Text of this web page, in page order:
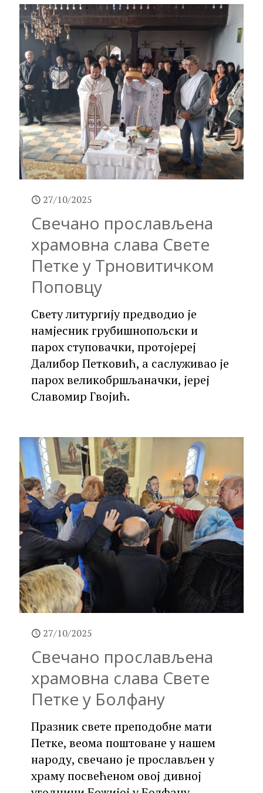
27/10/2025
Свечано прослављена
храмовна слава Свете
Петке у Трновитичком
Поповцу
Свету литургију предводио је
намјесник грубишнопољски и
парох ступовачки, протојереј
Далибор Петковић, а саслуживао је
парох великобршљаначки, јереј
Славомир Гвојић.
27/10/2025
Свечано прослављена
храмовна слава Свете
Петке у Болфану
Празник свете преподобне мати
Петке, веома поштоване у нашем
народу, свечано је прослављен у
храму посвећеном овој дивној